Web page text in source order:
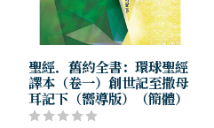
聖經．舊約全書：環球聖經
譯本（卷一）創世記至撒母
耳記下（嚮導版）（簡體）